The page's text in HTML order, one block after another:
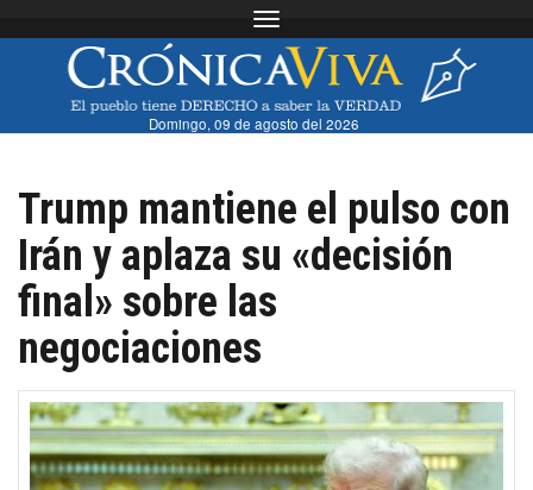
Toggle navigation
Domingo, 09 de agosto del 2026
Trump mantiene el pulso con
Irán y aplaza su «decisión
final» sobre las
negociaciones